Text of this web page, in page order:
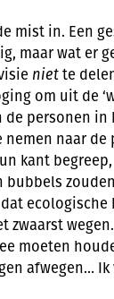
mist in. Een
maar wat er
niette
om uit de
de personen
nemen naar de
kant
bubbels
ecologische
moeten
afwegen…